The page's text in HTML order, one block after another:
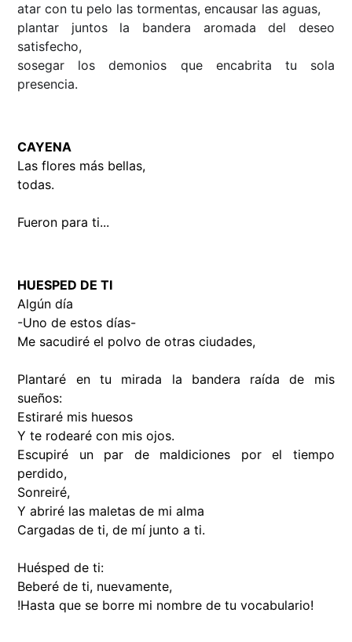
atar con tu pelo las tormentas, encausar las aguas,
plantar juntos la bandera aromada del deseo
satisfecho,
sosegar los demonios que encabrita tu sola
presencia.
CAYENA
Las flores más bellas,
todas.
Fueron para ti...
HUESPED DE TI
Algún día
-Uno de estos días-
Me sacudiré el polvo de otras ciudades,
Plantaré en tu mirada la bandera raída de mis
sueños:
Estiraré mis huesos
Y te rodearé con mis ojos.
Escupiré un par de maldiciones por el tiempo
perdido,
Sonreiré,
Y abriré las maletas de mi alma
Cargadas de ti, de mí junto a ti.
Huésped de ti:
Beberé de ti, nuevamente,
!Hasta que se borre mi nombre de tu vocabulario!